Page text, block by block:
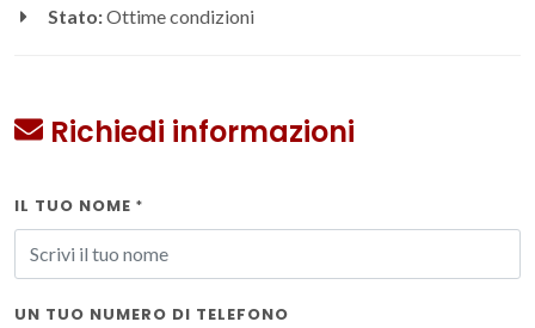
Stato:Ottime condizioni
Richiedi informazioni
IL TUO NOME *
UN TUO NUMERO DI TELEFONO